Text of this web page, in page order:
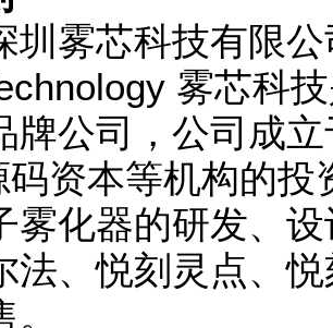
圳雾芯科技有限公
雾芯科
牌公司，公司成
码资本等机构的
雾化器的研发、
法、悦刻灵点、